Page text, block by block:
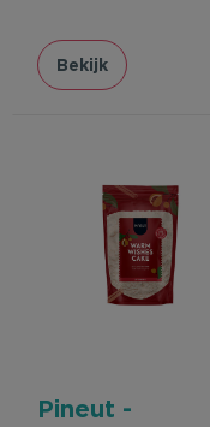
Bekijk
Pineut -